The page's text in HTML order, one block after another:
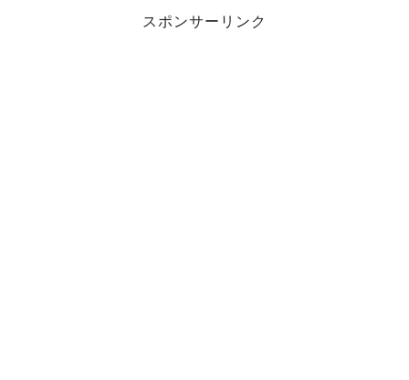
スポンサーリンク